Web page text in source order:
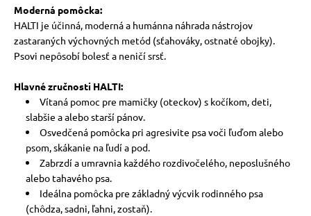
Moderná pomôcka:
HALTI je účinná, moderná a humánna náhrada nástrojov
zastaraných výchovných metód (sťahováky, ostnaté obojky).
Psovi nepôsobí bolesť a neničí srsť.
Hlavné zručnosti HALTI:
Vítaná pomoc pre mamičky (oteckov) s kočíkom, deti,
slabšie a alebo starší pánov.
Osvedčená pomôcka pri agresivite psa voči ľuďom alebo
psom, skákanie na ľudí a pod.
Zabrzdí a umravnia každého rozdivočelého, neposlušného
alebo tahavého psa.
Ideálna pomôcka pre základný výcvik rodinného psa
(chôdza, sadni, ľahni, zostaň).